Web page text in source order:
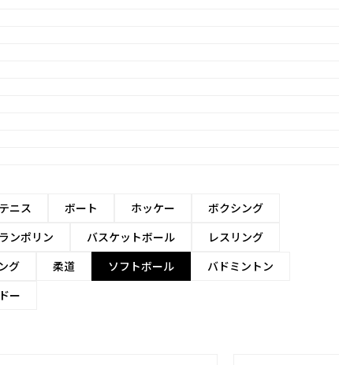
テニス ボート ホッケー
ボクシング
ンポリン バスケットボール
レスリング
グ 柔道 ソフトボール
バドミントン
ー